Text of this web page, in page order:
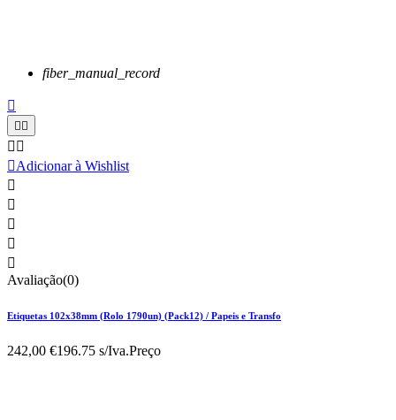
fiber_manual_record

 
 
Adicionar à Wishlist





Avaliação(0)
Etiquetas 102x38mm (Rolo 1790un) (Pack12) / Papeis e Transfo
242,00 €196.75 s/Iva.Preço